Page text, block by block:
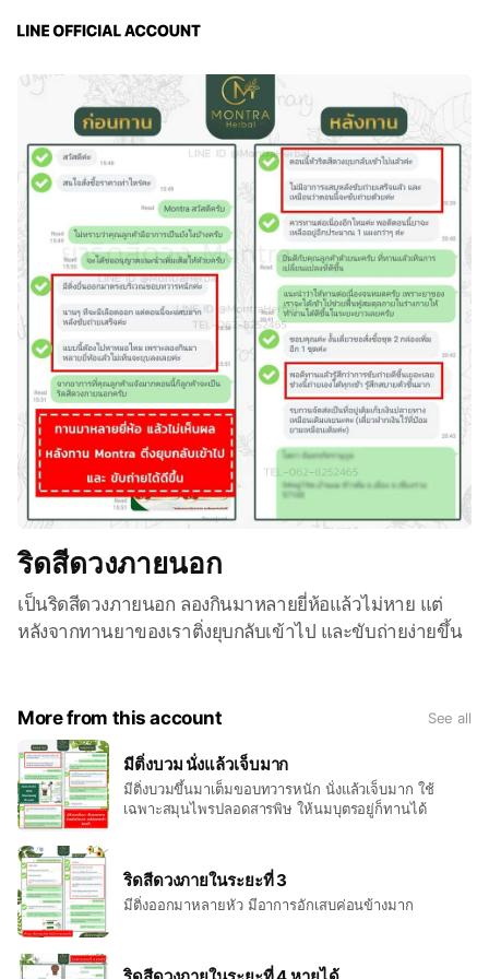
ริดสีดวงภายนอก
เป็นริดสีดวงภายนอก ลองกินมาหลายยี่ห้อแล้วไม่หาย แต่
หลังจากทานยาของเราติ่งยุบกลับเข้าไป และขับถ่ายง่ายขึ้น
More from this account See all
มีติ่งบวม นั่งแล้วเจ็บมาก
มีติ่งบวมขึ้นมาเต็มขอบทวารหนัก นั่งแล้วเจ็บมาก ใช้
เฉพาะสมุนไพรปลอดสารพิษ ให้นมบุตรอยู่ก็ทานได้
ริดสีดวงภายในระยะที่ 3
มีติ่งออกมาหลายหัว มีอาการอักเสบค่อนข้างมาก